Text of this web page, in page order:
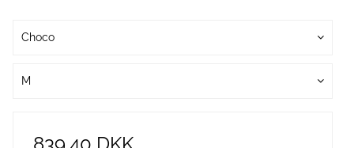
Choco
M